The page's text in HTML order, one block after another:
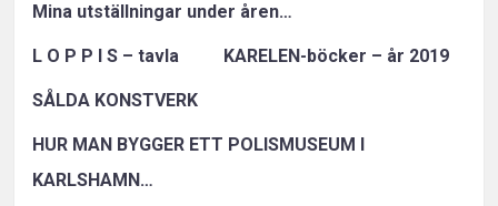
Mina utställningar under åren…
L O P P I S – tavla KARELEN-böcker – år 2019
SÅLDA KONSTVERK
HUR MAN BYGGER ETT POLISMUSEUM I
KARLSHAMN…